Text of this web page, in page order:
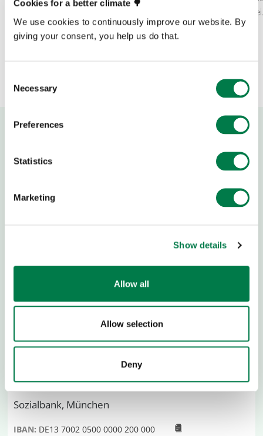
Cookies for a better climate 🌳
We use cookies to continuously improve our website. By
giving your consent, you help us do that.
Selection
Necessary
Preferences
Statistics
Marketing
Show details
Allow all
Allow selection
Deny
zusammen, das alle
SPENDENKONTO
Sozialbank, München
IBAN: DE13 7002 0500 0000 200 000